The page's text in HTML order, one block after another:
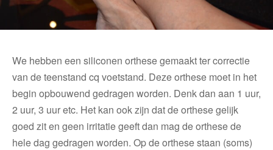
We hebben een siliconen orthese gemaakt ter correctie
van de teenstand cq voetstand. Deze orthese moet in het
begin opbouwend gedragen worden. Denk dan aan 1 uur,
2 uur, 3 uur etc. Het kan ook zijn dat de orthese gelijk
goed zit en geen irritatie geeft dan mag de orthese de
hele dag gedragen worden. Op de orthese staan (soms)